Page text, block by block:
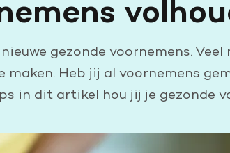
nieuwe gezonde voornemens.
maken. Heb jij al voornemens
in dit artikel hou jij je gezonde